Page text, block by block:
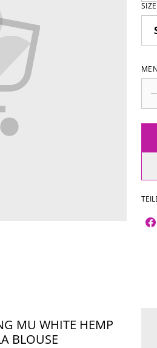
SIZE
MU WHITE HEMP
BLOUSE